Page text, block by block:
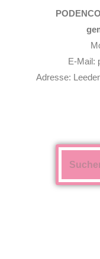
E-Mail:
Adresse: